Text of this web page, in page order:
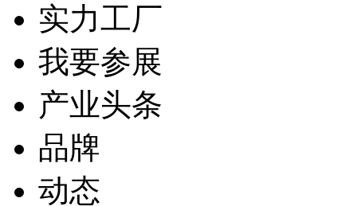
实力工厂
我要参展
产业头条
品牌
动态